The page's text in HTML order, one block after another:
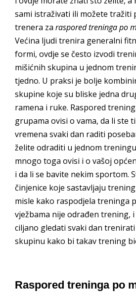
sami istraživati ili možete tražiti
trenera za raspored treninga po
Većina ljudi trenira generalni
formi, ovdje se često izvodi
mišićnih skupina u jednom
tjedno. U praksi je bolje
skupine koje su bliske jedna
ramena i ruke. Raspored
grupama ovisi o vama, da li ste
vremena svaki dan raditi
želite odraditi u jednom
mnogo toga ovisi i o vašoj
i da li se bavite nekim sportom.
činjenice koje sastavljaju
misle kako raspodjela treninga
vježbama nije odrađen trening,
ciljano gledati svaki dan
skupinu kako bi takav trening
Raspored treninga po